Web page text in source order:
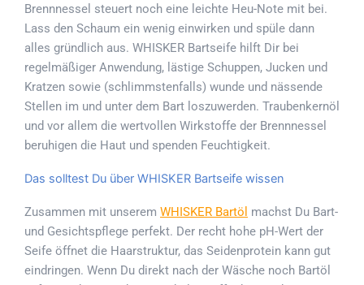
Brennnessel steuert noch eine leichte Heu-Note mit bei.
Lass den Schaum ein wenig einwirken und spüle dann
alles gründlich aus. WHISKER Bartseife hilft Dir bei
regelmäßiger Anwendung, lästige Schuppen, Jucken und
Kratzen sowie (schlimmstenfalls) wunde und nässende
Stellen im und unter dem Bart loszuwerden. Traubenkernöl
und vor allem die wertvollen Wirkstoffe der Brennnessel
beruhigen die Haut und spenden Feuchtigkeit.
Das solltest Du über WHISKER Bartseife wissen
Zusammen mit unserem WHISKER Bartöl machst Du Bart-
und Gesichtspflege perfekt. Der recht hohe pH-Wert der
Seife öffnet die Haarstruktur, das Seidenprotein kann gut
eindringen. Wenn Du direkt nach der Wäsche noch Bartöl